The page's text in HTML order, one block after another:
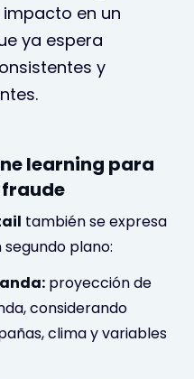
en un
ya espera
y
learning para
también se expresa
plano:
proyección de
considerando
clima y variables